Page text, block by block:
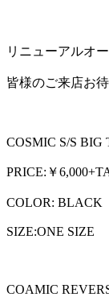
リニューアルオ
皆様のご来店お
COSMIC S/S BIG
PRICE:￥
COLOR: BLACK
SIZE:ONE SIZE
COAMIC